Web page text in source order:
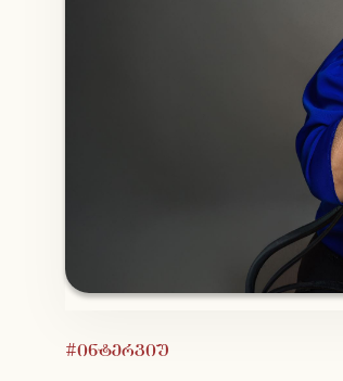
#ინტერვიუ